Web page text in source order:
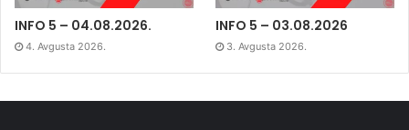
INFO 5 – 04.08.2026.
4. Avgusta 2026.
INFO 5 – 03.08.2026
3. Avgusta 2026.